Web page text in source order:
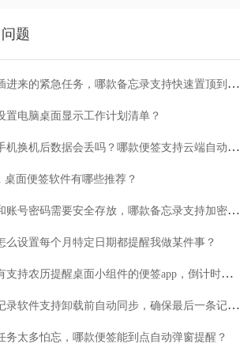
题
临时插进来的紧急任务，哪款备忘录支持快速置顶到清单首位？
置电脑桌面显示工作计划清单？
安卓手机换机后数据会丢吗？哪款便签支持云端自动备份？
桌面便签软件有哪些推荐？
日记和账号密码需要安全存放，哪款备忘录支持加密保护？
么设置每个月特定日期都提醒我做某件事？
有没有支持农历提醒桌面小组件的便签app，倒计时一目了然
哪款记录软件支持卸载前自动同步，确保最后一条记录不丢失？
务太多怕忘，哪款便签能到点自动弹窗提醒？